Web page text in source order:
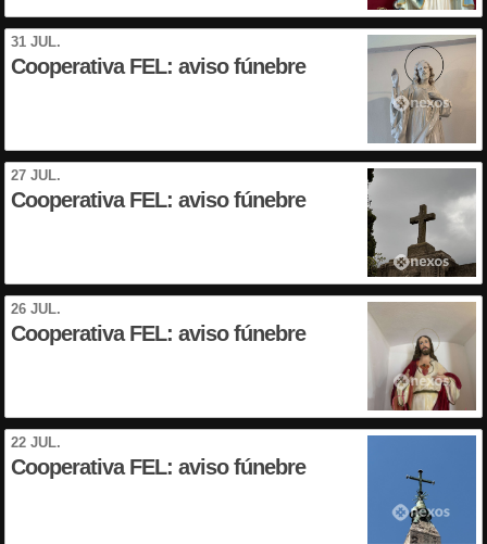
31 JUL.
Cooperativa FEL: aviso fúnebre
27 JUL.
Cooperativa FEL: aviso fúnebre
26 JUL.
Cooperativa FEL: aviso fúnebre
22 JUL.
Cooperativa FEL: aviso fúnebre